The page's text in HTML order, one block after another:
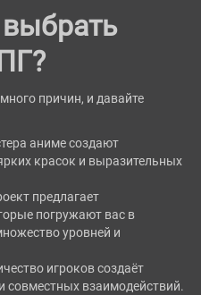
причин, и давайте
аниме создают
красок и выразительных
предлагает
погружают вас в
уровней и
игроков создаёт
взаимодействий.